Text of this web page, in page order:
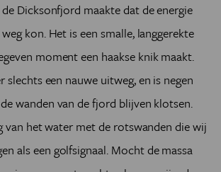
Dicksonfjord maakte dat de energie
kon. Het is een smalle, langgerekte
moment een haakse knik maakt.
slechts een nauwe uitweg, en is negen
wanden van de fjord blijven klotsen.
van het water met de rotswanden die wij
als een golfsignaal. Mocht de massa